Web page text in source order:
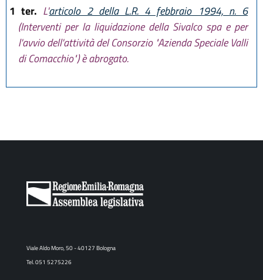
1 ter. L'articolo 2 della L.R. 4 febbraio 1994, n. 6
(Interventi per la liquidazione della Sivalco spa e per
l'avvio dell'attività del Consorzio "Azienda Speciale Valli
di Comacchio") è abrogato.
Viale Aldo Moro, 50 - 40127 Bologna
Tel. 051 5275226